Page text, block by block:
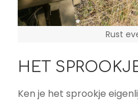
Rust
HET
Ken je het sprookje